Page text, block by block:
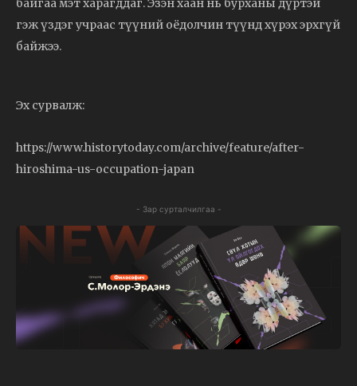
байгаа мэт харагддаг. Эзэн хаан нь бурханы дүртэй
гэж үздэг учраас түүний оёдолчин түүнд хүрэх эрхгүй
байжээ.
Эх сурвалж:
https://www.historytoday.com/archive/feature/after-
hiroshima-us-occupation-japan
- Зар сурталчилгаа -